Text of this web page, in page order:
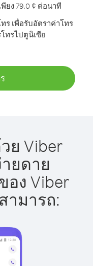
ยง 79.0 ¢ ต่อนาที
ร เพื่อรับอัตราค่าโทร
ทรไปตูนิเซีย
ย Viber
ยดาย
ง Viber
ามารถ: